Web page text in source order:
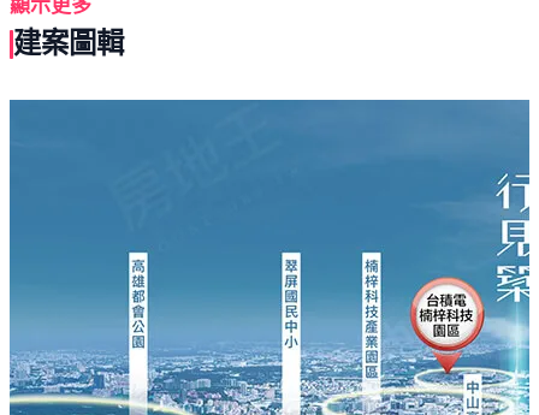
買在菁英湧入前、供需失衡前，卡位高租金、高增值潛力
#居富開發_精工見築系
#單層4戶雙梯，均質生活
顯示更多
建案圖輯